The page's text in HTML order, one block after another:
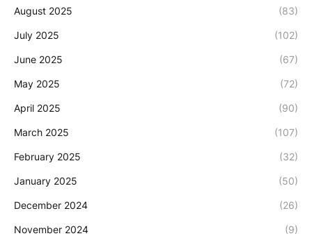
August 2025 (83)
July 2025 (102)
June 2025 (67)
May 2025 (72)
April 2025 (90)
March 2025 (107)
February 2025 (32)
January 2025 (50)
December 2024 (26)
November 2024 (9)